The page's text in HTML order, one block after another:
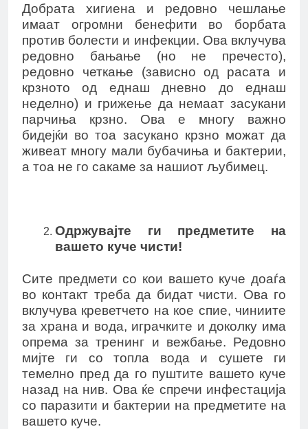
Добрата хигиена и редовно чешлање
имаат огромни бенефити во борбата
против болести и инфекции. Ова вклучува
редовно бањање (но не пречесто),
редовно четкање (зависно од расата и
крзното од еднаш дневно до еднаш
неделно) и грижење да немаат засукани
парчиња крзно. Ова е многу важно
бидејќи во тоа засукано крзно можат да
живеат многу мали бубачиња и бактерии,
а тоа не го сакаме за нашиот љубимец.
Одржувајте ги предметите на
вашето куче чисти!
Сите предмети со кои вашето куче доаѓа
во контакт треба да бидат чисти. Ова го
вклучува креветчето на кое спие, чиниите
за храна и вода, играчките и доколку има
опрема за тренинг и вежбање. Редовно
мијте ги со топла вода и сушете ги
темелно пред да го пуштите вашето куче
назад на нив. Ова ќе спречи инфестација
со паразити и бактерии на предметите на
вашето куче.